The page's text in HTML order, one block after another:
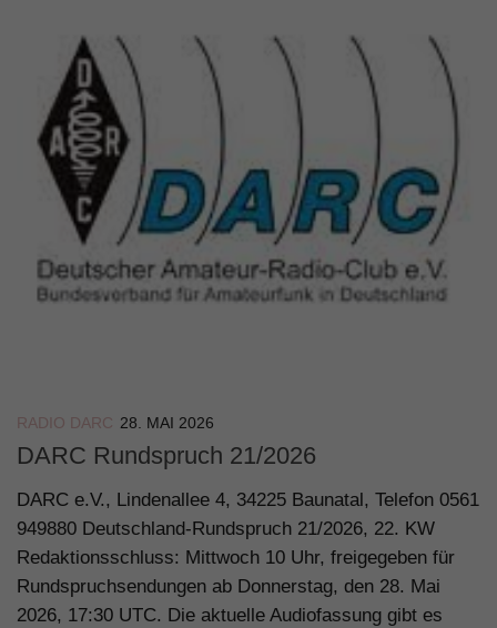
RADIO DARC 28. MAI 2026
DARC Rundspruch 21/2026
DARC e.V., Lindenallee 4, 34225 Baunatal, Telefon 0561
949880 Deutschland-Rundspruch 21/2026, 22. KW
Redaktionsschluss: Mittwoch 10 Uhr, freigegeben für
Rundspruchsendungen ab Donnerstag, den 28. Mai
2026, 17:30 UTC. Die aktuelle Audiofassung gibt es